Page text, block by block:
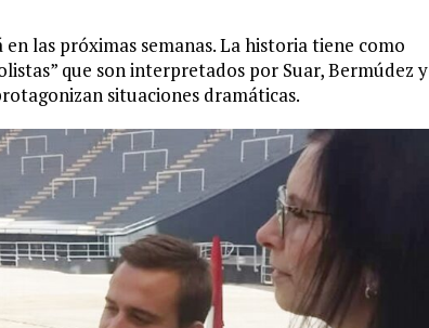
las próximas semanas. La historia tiene como
que son interpretados por Suar, Bermúdez y
situaciones dramáticas.